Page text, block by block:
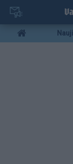
Pereiti
pagrindinį
turinį
Mobile
menu
Nauji